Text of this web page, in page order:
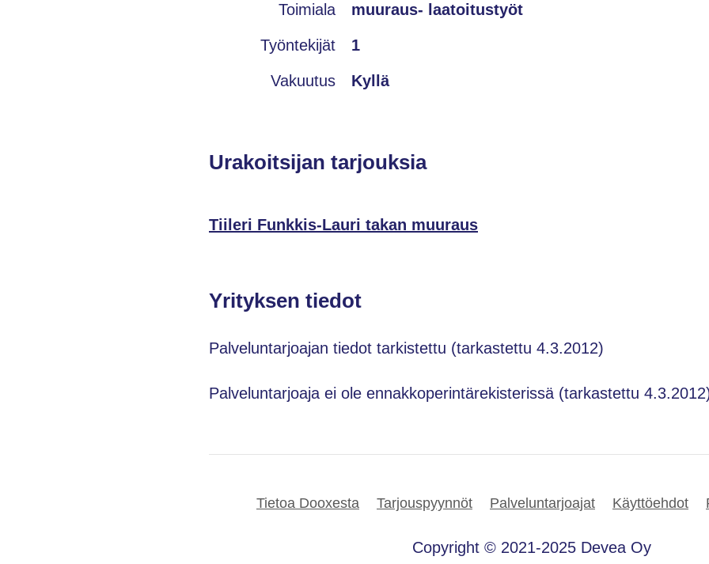
Toimiala muuraus- laatoitustyöt
Työntekijät 1
Vakuutus Kyllä
Urakoitsijan tarjouksia
Tiileri Funkkis-Lauri takan muuraus
Yrityksen tiedot
Palveluntarjoajan tiedot tarkistettu (tarkastettu 4.3.2012)
Palveluntarjoaja ei ole ennakkoperintärekisterissä (tarkastettu
Tietoa Dooxesta Tarjouspyynnöt Palveluntarjoajat Käyttöehdot
Copyright © 2021-2025 Devea Oy